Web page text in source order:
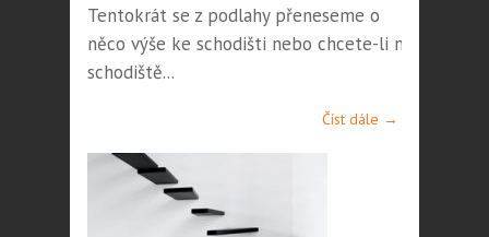
Tentokrát se z podlahy přeneseme o
něco výše ke schodišti nebo chcete-li na
schodiště...
Číst dále →